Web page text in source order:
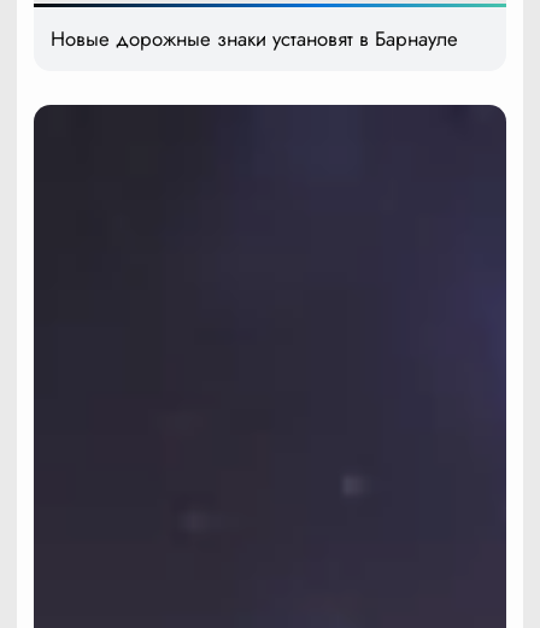
Новые дорожные знаки установят в Барнауле